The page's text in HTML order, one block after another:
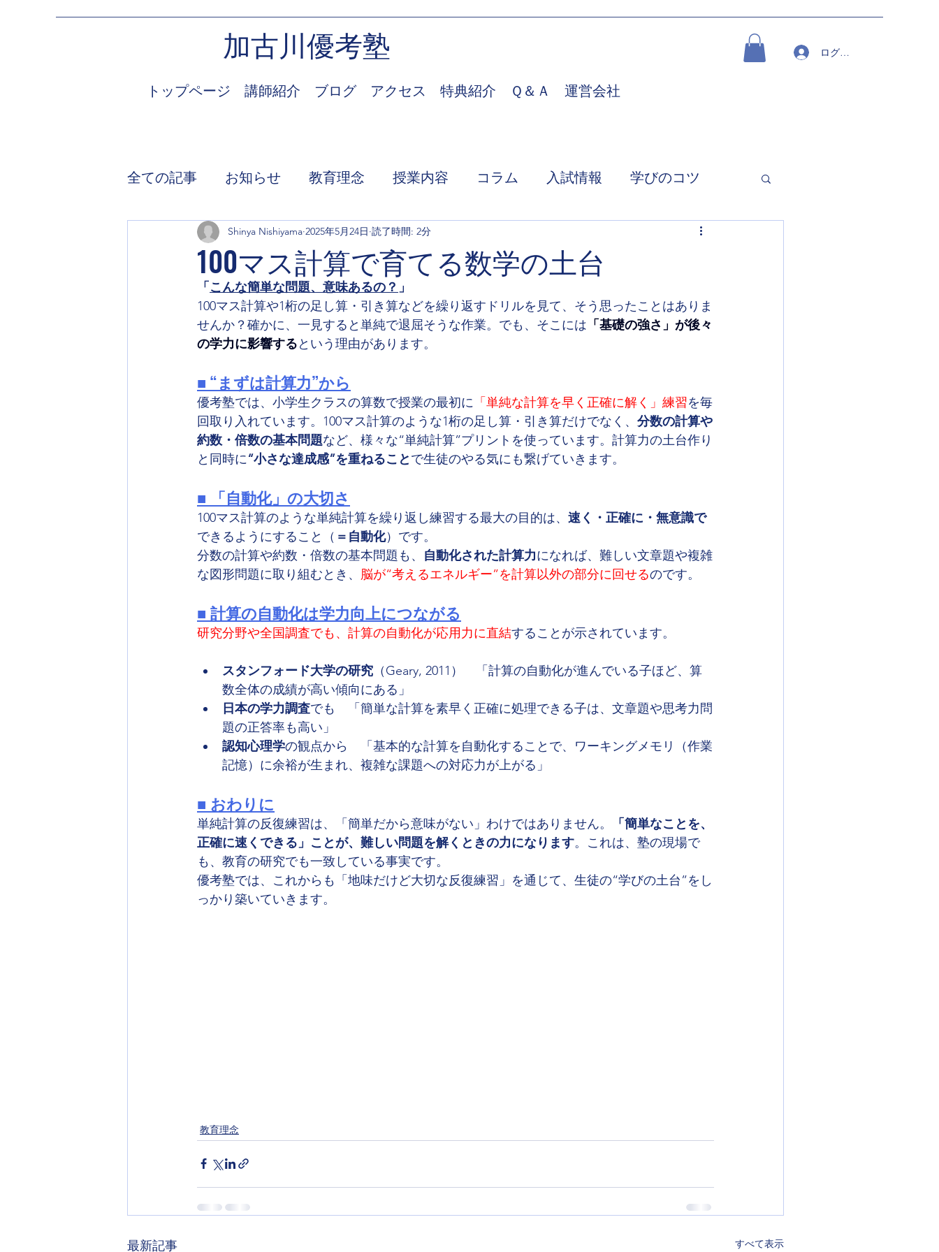
加古川優考塾 ログイン
トップページ 講師紹介 ブログ アクセス 特典紹介 Ｑ＆Ａ 運営会社
全ての記事 お知らせ 教育理念 授業内容 コラム 入試情報 学びのコツ
100マス計算で育てる数学の土台
Shinya Nishiyama 2025年5月24日 読了時間: 2分
「こんな簡単な問題、意味あるの？ 」
100マス計算や1桁の足し算・引き算などを繰り返すドリルを見て、そう思ったことはありま
せんか？確かに、一見すると単純で退屈そうな作業。でも、そこには 「基礎の強さ」が後々
の学力に影響するという理由があります。
■ “まずは計算力”から
優考塾では、小学生クラスの算数で授業の最初に 「単純な計算を早く正確に解く」練習を毎
回取り入れています。100マス計算のような1桁の足し算・引き算だけでなく、 分数の計算や
約数・倍数の基本問題など、様々な“単純計算”プリントを使っています。計算力の土台作り
と同時に“小さな達成感”を重ねることで生徒のやる気にも繋げていきます。
■ 「自動化」の大切さ
100マス計算のような単純計算を繰り返し練習する最大の目的は、 速く・正確に・無意識で
できるようにすること（ ＝自動化）です。
分数の計算や約数・倍数の基本問題も、 自動化された計算力になれば、難しい文章題や複雑
な図形問題に取り組むとき、 脳が“考えるエネルギー”を計算以外の部分に回せるのです。
■ 計算の自動化は学力向上につながる
研究分野や全国調査でも、計算の自動化が応用力に直結することが示されています。
スタンフォード大学の研究 （Geary, 2011）　「計算の自動化が進んでいる子ほど、算
数全体の成績が高い傾向にある」
日本の学力調査でも　「簡単な計算を素早く正確に処理できる子は、文章題や思考力問
題の正答率も高い」
認知心理学の観点から　「基本的な計算を自動化することで、ワーキングメモリ（作業
記憶）に余裕が生まれ、複雑な課題への対応力が上がる」
■ おわりに
単純計算の反復練習は、「簡単だから意味がない」わけではありません。
「簡単なことを、
正確に速くできる」ことが、難しい問題を解くときの力になります。これは、塾の現場で
も、教育の研究でも一致している事実です。
優考塾では、これからも「地味だけど大切な反復練習」を通じて、生徒の“学びの土台”をし
っかり築いていきます。
教育理念
最新記事 すべて表示